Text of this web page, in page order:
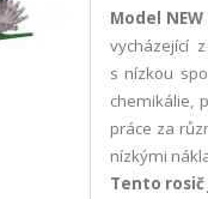
Model NEW
vycházející
s nízkou
chemikálie,
práce za
nízkými
Tento